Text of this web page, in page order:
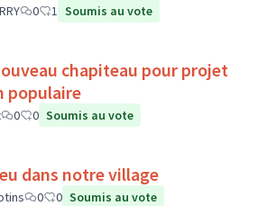
0 1 Soumis au vote
chapiteau pour projet
populaire
0 0 Soumis au vote
dans notre village
0 0 Soumis au vote